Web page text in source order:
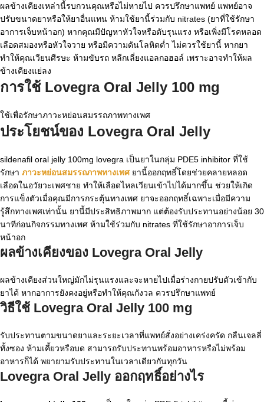
ผลข้างเคียงเหล่านี้รบกวนคุณหรือไม่หายไป ควรปรึกษาแพทย์ แพทย์อาจ
ปรับขนาดยาหรือให้ยาอื่นแทน ห้ามใช้ยานี้ร่วมกับ nitrates (ยาที่ใช้รักษา
อาการเจ็บหน้าอก) หากคุณมีปัญหาหัวใจหรือตับรุนแรง หรือเพิ่งมีโรคหลอด
เลือดสมองหรือหัวใจวาย หรือมีความดันโลหิตต่ำ ไม่ควรใช้ยานี้ หากยา
ทำให้คุณเวียนศีรษะ ห้ามขับรถ หลีกเลี่ยงแอลกอฮอล์ เพราะอาจทำให้ผล
ข้างเคียงแย่ลง
การใช้ Lovegra Oral Jelly 100 mg
ใช้เพื่อรักษาภาวะหย่อนสมรรถภาพทางเพศ
ประโยชน์ของ Lovegra Oral Jelly
sildenafil oral jelly 100mg lovegra เป็นยาในกลุ่ม PDE5 inhibitor ที่ใช้
รักษา ภาวะหย่อนสมรรถภาพทางเพศยานี้ออกฤทธิ์โดยช่วยคลายหลอด
เลือดในอวัยวะเพศชาย ทำให้เลือดไหลเวียนเข้าไปได้มากขึ้น ช่วยให้เกิด
การแข็งตัวเมื่อคุณมีการกระตุ้นทางเพศ ยาจะออกฤทธิ์เฉพาะเมื่อมีความ
รู้สึกทางเพศเท่านั้น ยานี้มีประสิทธิภาพมาก แต่ต้องรับประทานอย่างน้อย 30
นาทีก่อนกิจกรรมทางเพศ ห้ามใช้ร่วมกับ nitrates ที่ใช้รักษาอาการเจ็บ
หน้าอก
ผลข้างเคียงของ Lovegra Oral Jelly
ผลข้างเคียงส่วนใหญ่มักไม่รุนแรงและจะหายไปเมื่อร่างกายปรับตัวเข้ากับ
ยาได้ หากอาการยังคงอยู่หรือทำให้คุณกังวล ควรปรึกษาแพทย์
วิธีใช้ Lovegra Oral Jelly 100 mg
รับประทานตามขนาดยาและระยะเวลาที่แพทย์สั่งอย่างเคร่งครัด กลืนเจลลี่
ทั้งซอง ห้ามเคี้ยวหรือบด สามารถรับประทานพร้อมอาหารหรือไม่พร้อม
อาหารก็ได้ พยายามรับประทานในเวลาเดียวกันทุกวัน
Lovegra Oral Jelly ออกฤทธิ์อย่างไร